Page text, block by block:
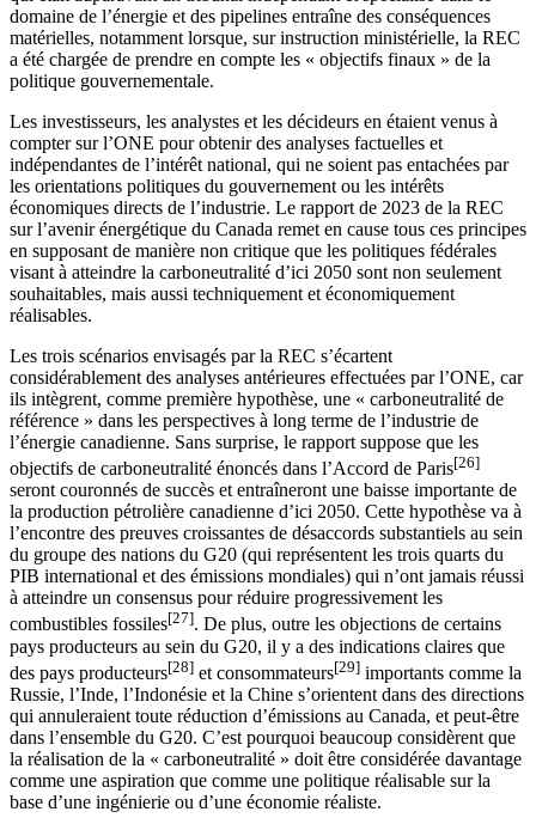
domaine de l’énergie et des pipelines entraîne des conséquences
matérielles, notamment lorsque, sur instruction ministérielle, la REC
a été chargée de prendre en compte les « objectifs finaux » de la
politique gouvernementale.
Les investisseurs, les analystes et les décideurs en étaient venus à
compter sur l’ONE pour obtenir des analyses factuelles et
indépendantes de l’intérêt national, qui ne soient pas entachées par
les orientations politiques du gouvernement ou les intérêts
économiques directs de l’industrie. Le rapport de 2023 de la REC
sur l’avenir énergétique du Canada remet en cause tous ces principes
en supposant de manière non critique que les politiques fédérales
visant à atteindre la carboneutralité d’ici 2050 sont non seulement
souhaitables, mais aussi techniquement et économiquement
réalisables.
Les trois scénarios envisagés par la REC s’écartent
considérablement des analyses antérieures effectuées par l’ONE, car
ils intègrent, comme première hypothèse, une « carboneutralité de
référence » dans les perspectives à long terme de l’industrie de
l’énergie canadienne. Sans surprise, le rapport suppose que les
objectifs de carboneutralité énoncés dans l’Accord de Paris[26]
seront couronnés de succès et entraîneront une baisse importante de
la production pétrolière canadienne d’ici 2050. Cette hypothèse va à
l’encontre des preuves croissantes de désaccords substantiels au sein
du groupe des nations du G20 (qui représentent les trois quarts du
PIB international et des émissions mondiales) qui n’ont jamais réussi
à atteindre un consensus pour réduire progressivement les
combustibles fossiles[27]. De plus, outre les objections de certains
pays producteurs au sein du G20, il y a des indications claires que
des pays producteurs[28] et consommateurs[29] importants comme la
Russie, l’Inde, l’Indonésie et la Chine s’orientent dans des directions
qui annuleraient toute réduction d’émissions au Canada, et peut-être
dans l’ensemble du G20. C’est pourquoi beaucoup considèrent que
la réalisation de la « carboneutralité » doit être considérée davantage
comme une aspiration que comme une politique réalisable sur la
base d’une ingénierie ou d’une économie réaliste.